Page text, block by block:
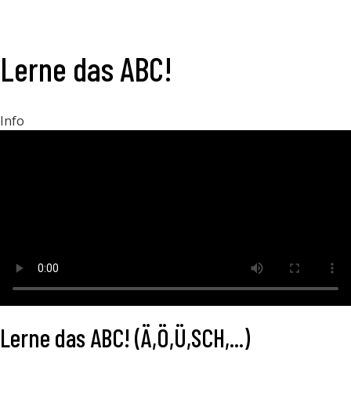
Lerne das ABC!
Info
Lerne das ABC! (Ä,Ö,Ü,SCH,...)